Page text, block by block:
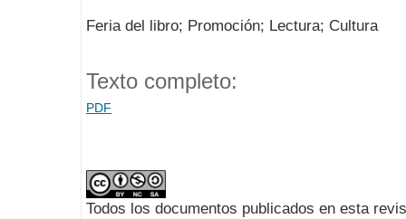
Feria del libro; Promoción; Lectura; Cultura
Texto completo:
PDF
Todos los documentos publicados en esta